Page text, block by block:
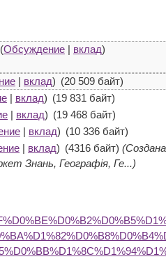
(Обсуждение | вклад)
| вклад) (20 509 байт)
| вклад) (19 831 байт)
| вклад) (19 468 байт)
| вклад) (10 336 байт)
| вклад) (4316 байт)
Знань, Географія, Ге...)